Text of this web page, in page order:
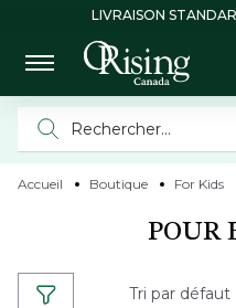
LIVRAISON
Accueil Boutique For Kids
POUR
Tri par défaut